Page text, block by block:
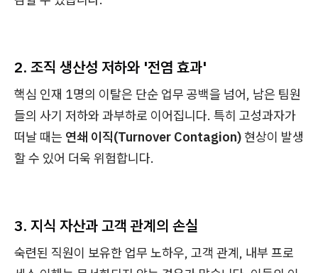
2. 조직 생산성 저하와 '전염 효과'
핵심 인재 1명의 이탈은 단순 업무 공백을 넘어, 남은 팀원
들의 사기 저하와 과부하로 이어집니다. 특히 고성과자가
떠날 때는 연쇄 이직(Turnover Contagion)현상이 발생
할 수 있어 더욱 위험합니다.
3. 지식 자산과 고객 관계의 손실
숙련된 직원이 보유한 업무 노하우, 고객 관계, 내부 프로